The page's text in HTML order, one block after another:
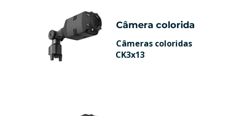
Câmera colorida
Câmeras coloridas
CK3x13